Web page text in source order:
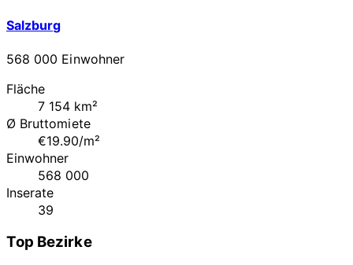
Salzburg
568 000 Einwohner
Fläche
7 154 km²
Ø Bruttomiete
€19.90/m²
Einwohner
568 000
Inserate
39
Top Bezirke